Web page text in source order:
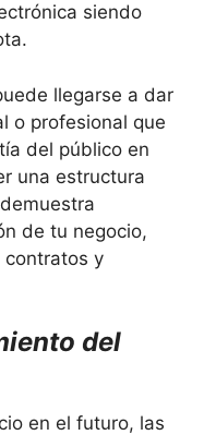
siendo
llegarse a dar
o profesional que
del público en
una estructura
de tu negocio,
contratos y
del
en el futuro, las